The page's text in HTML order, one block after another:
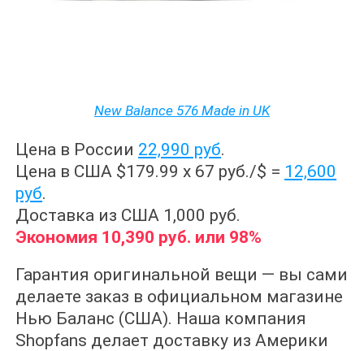
New Balance 576 Made in UK
Цена в России 22,990 руб.
Цена в США $179.99 x 67 руб./$ = 12,600
руб.
Доставка из США 1,000 руб.
Экономия 10,390 руб. или 98%
Гарантия оригинальной вещи — вы сами
делаете заказ в официальном магазине
Нью Баланс (США). Наша компания
Shopfans делает доставку из Америки